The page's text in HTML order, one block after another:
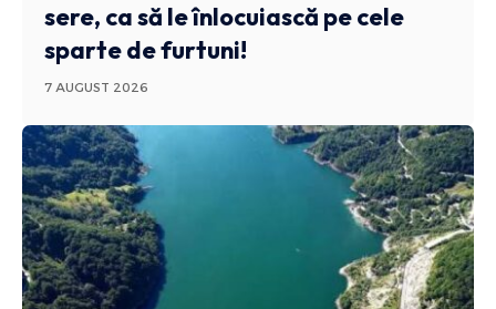
sere, ca să le înlocuiască pe cele
sparte de furtuni!
7 AUGUST 2026